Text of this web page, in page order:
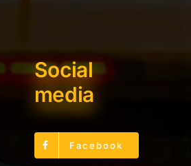
Social
media
Facebook